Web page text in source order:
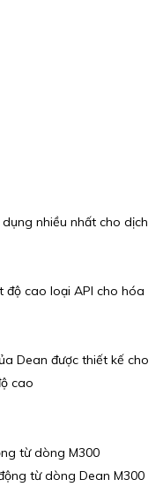
nhiều nhất cho dịch
độ cao loại API cho hóa
Dean được thiết kế cho
cao
từ dòng M300
từ dòng Dean M300